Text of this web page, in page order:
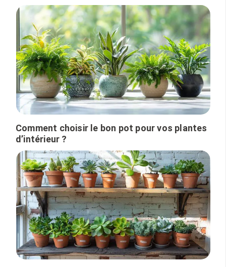
Comment choisir le bon pot pour vos plantes
d’intérieur ?